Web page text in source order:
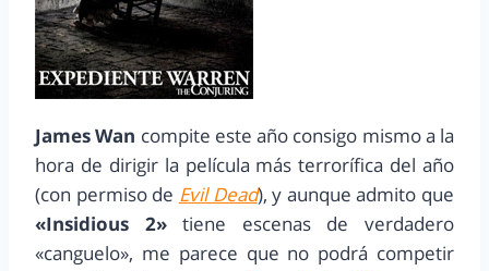
James Wan compite este año consigo mismo a la
hora de dirigir la película más terrorífica del año
(con permiso de Evil Dead), y aunque admito que
«Insidious 2»tiene escenas de verdadero
«canguelo», me parece que no podrá competir